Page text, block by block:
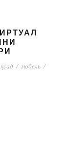
/ модель /